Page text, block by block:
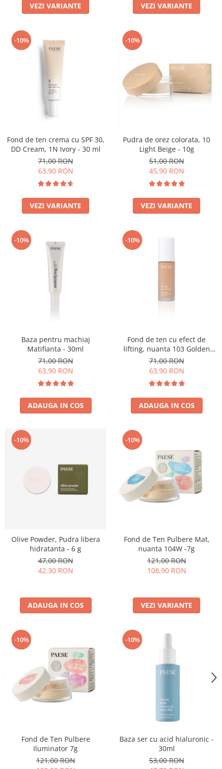
VEZI VARIANTE VEZI VARIANTE
-10%
Fond de ten crema cu SPF 30,
DD Cream, 1N Ivory - 30 ml
71,00 RON
63,90 RON
VEZI VARIANTE
-10%
Pudra de orez colorata, 10
Light Beige - 10g
51,00 RON
45,90 RON
VEZI VARIANTE
-10%
Baza pentru machiaj
Matifianta - 30ml
71,00 RON
63,90 RON
ADAUGA IN COS
-10%
Fond de ten cu efect de
lifting, nuanta 103 Golden
Beige - 30ml
71,00 RON
63,90 RON
ADAUGA IN COS
-10%
Olive Powder, Pudra libera
hidratanta - 6 g
47,00 RON
42,30 RON
ADAUGA IN COS
-10%
Fond de Ten Pulbere Mat,
nuanta 104W -7g
121,00 RON
108,90 RON
VEZI VARIANTE
-10%
Fond de Ten Pulbere
Iluminator 7g
121,00 RON
-10%
Baza ser cu acid hialuronic -
30ml
53,00 RON